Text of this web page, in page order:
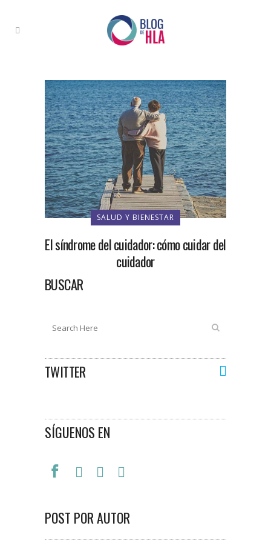
SALUD Y BIENESTAR
El síndrome del cuidador: cómo cuidar del
cuidador
BUSCAR
TWITTER
SÍGUENOS EN
POST POR AUTOR